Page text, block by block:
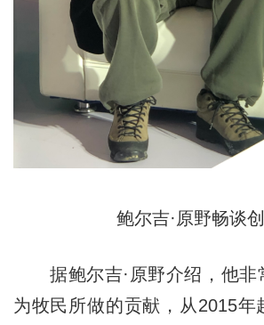
鲍尔吉·原野畅谈创
据鲍尔吉·原野介绍，他非
为牧民所做的贡献，从2015年